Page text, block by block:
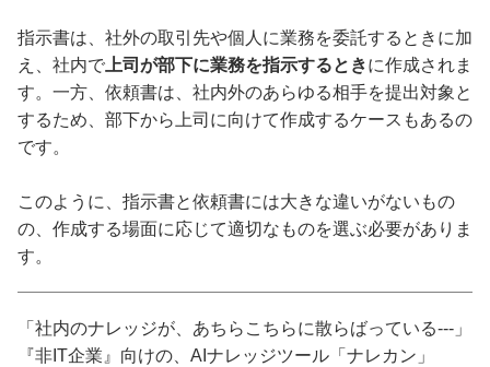
指示書は、社外の取引先や個人に業務を委託するときに加
え、社内で 上司が部下に業務を指示するときに作成されま
す。一方、依頼書は、社内外のあらゆる相手を提出対象と
するため、部下から上司に向けて作成するケースもあるの
です。
このように、指示書と依頼書には大きな違いがないもの
の、作成する場面に応じて適切なものを選ぶ必要がありま
す。
「社内のナレッジが、あちらこちらに散らばっている---」
『非IT企業』向けの、AIナレッジツール「ナレカン」